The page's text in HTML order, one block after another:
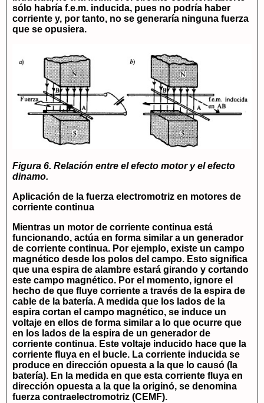
sólo habría f.e.m. inducida, pues no podría haber
corriente y, por tanto, no se generaría ninguna fuerza
que se opusiera.
Figura 6. Relación entre el efecto motor y el efecto
dinamo.
Aplicación de la fuerza electromotriz en motores de
corriente continua
Mientras un motor de corriente continua está
funcionando, actúa en forma similar a un generador
de corriente continua. Por ejemplo, existe un campo
magnético desde los polos del campo. Esto significa
que una espira de alambre estará girando y cortando
este campo magnético. Por el momento, ignore el
hecho de que fluye corriente a través de la espira de
cable de la batería. A medida que los lados de la
espira cortan el campo magnético, se induce un
voltaje en ellos de forma similar a lo que ocurre que
en los lados de la espira de un generador de
corriente continua. Este voltaje inducido hace que la
corriente fluya en el bucle. La corriente inducida se
produce en dirección opuesta a la que lo causó (la
batería). En la medida en que esta corriente fluya en
dirección opuesta a la que la originó, se denomina
fuerza contraelectromotriz (CEMF).